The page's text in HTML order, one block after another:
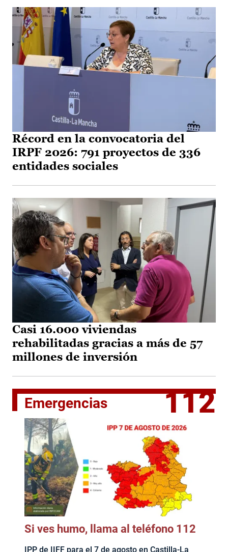
Récord en la convocatoria del
IRPF 2026: 791 proyectos de 336
entidades sociales
Casi 16.000 viviendas
rehabilitadas gracias a más de 57
millones de inversión
Emergencias 112
Si ves humo, llama al teléfono 112
IPP de IIFF para el 7 de agosto en Castilla-La